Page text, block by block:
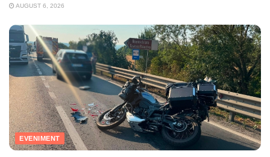
AUGUST 6, 2026
EVENIMENT